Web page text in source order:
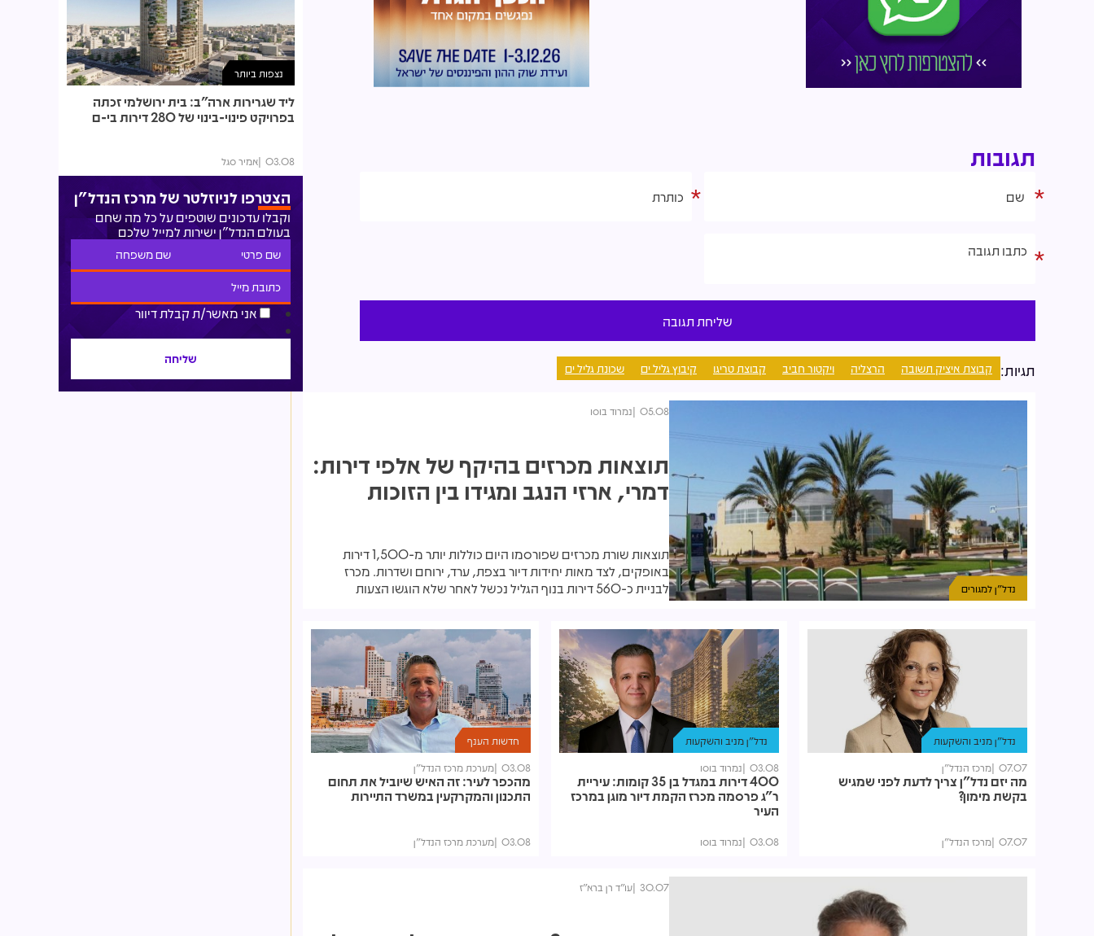
תגובות
תגיות: קבוצת איציק תשובה הרצליה ויקטור חביב קבוצת טריגו קיבוץ גליל ים שכונת גליל ים
נדל"ן למגורים
05.08 נמרוד בוסו
תוצאות מכרזים בהיקף של אלפי דירות:
דמרי, ארזי הנגב ומגידו בין הזוכות
תוצאות שורת מכרזים שפורסמו היום כוללות יותר מ-1,500 דירות
באופקים, לצד מאות יחידות דיור בצפת, ערד, ירוחם ושדרות. מכרז
לבניית כ-560 דירות בנוף הגליל נכשל לאחר שלא הוגשו הצעות
נדל"ן מניב והשקעות
07.07 מרכז הנדל"ן
מה יזם נדל"ן צריך לדעת לפני שמגיש
בקשת מימון?
07.07 מרכז הנדל"ן
נדל"ן מניב והשקעות
03.08 נמרוד בוסו
400 דירות במגדל בן 35 קומות: עיריית
ר"ג פרסמה מכרז הקמת דיור מוגן במרכז
העיר
03.08 נמרוד בוסו
חדשות הענף
03.08 מערכת מרכז הנדל"ן
מהכפר לעיר: זה האיש שיוביל את תחום
התכנון והמקרקעין במשרד התיירות
03.08 מערכת מרכז הנדל"ן
30.07 עו"ד רן ברא"ז
נצפות ביותר
ליד שגרירות ארה"ב: בית ירושלמי זכתה
בפרויקט פינוי-בינוי של 280 דירות בי-ם
03.08 אמיר סגל
הצטרפו לניוזלטר של מרכז הנדל"ן
וקבלו עדכונים שוטפים על כל מה שחם
בעולם הנדל"ן ישירות למייל שלכם
אני מאשר/ת קבלת דיוור